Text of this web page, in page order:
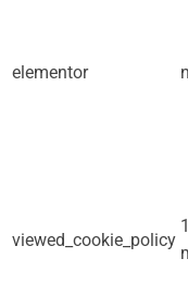
elementor
viewed_cookie_policy